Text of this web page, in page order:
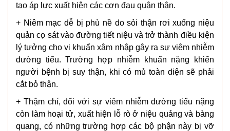
tạo áp lực xuất hiện các cơn đau quận thận.
+ Niêm mạc dễ bị phù nề do sỏi thận rơi xuống niệu
quản cọ sát vào đường tiết niệu và trở thành điều kiện
lý tưởng cho vi khuẩn xâm nhập gây ra sự viêm nhiễm
đường tiểu. Trường hợp nhiễm khuẩn nặng khiến
người bệnh bị suy thận, khi có mủ toàn diện sẽ phải
cắt bỏ thận.
+ Thậm chí, đối với sự viêm nhiễm đường tiểu nặng
còn làm hoại tử, xuất hiện lỗ rò ở niệu quảng và bàng
quang, có những trường hợp các bộ phận này bị vỡ